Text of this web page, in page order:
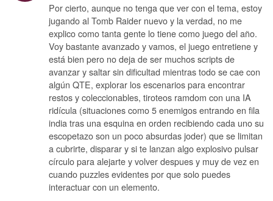
Por cierto, aunque no tenga que ver con el tema, estoy
jugando al Tomb Raider nuevo y la verdad, no me
explico como tanta gente lo tiene como juego del año.
Voy bastante avanzado y vamos, el juego entretiene y
está bien pero no deja de ser muchos scripts de
avanzar y saltar sin dificultad mientras todo se cae con
algún QTE, explorar los escenarios para encontrar
restos y coleccionables, tiroteos ramdom con una IA
ridícula (situaciones como 5 enemigos entrando en fila
india tras una esquina en orden recibiendo cada uno su
escopetazo son un poco absurdas joder) que se limitan
a cubrirte, disparar y si te lanzan algo explosivo pulsar
círculo para alejarte y volver despues y muy de vez en
cuando puzzles evidentes por que solo puedes
interactuar con un elemento.